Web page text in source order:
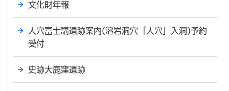
文化財年報
人穴富士講遺跡案内(溶岩洞穴「人穴」入洞)予約
受付
史跡大鹿窪遺跡